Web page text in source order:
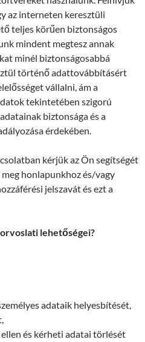
az interneten keresztüli
teljes körűen biztonságos
mindent megtesz annak
minél biztonságosabbá
történő adattovábbításért
vállalni, ám a
tekintetében szigorú
biztonsága és a
érdekében.
kérjük az Ön segítségét
honlapunkhoz és/vagy
jelszavát és ezt a
lehetőségei?
adataik helyesbítését,
és kérheti adatai törlését